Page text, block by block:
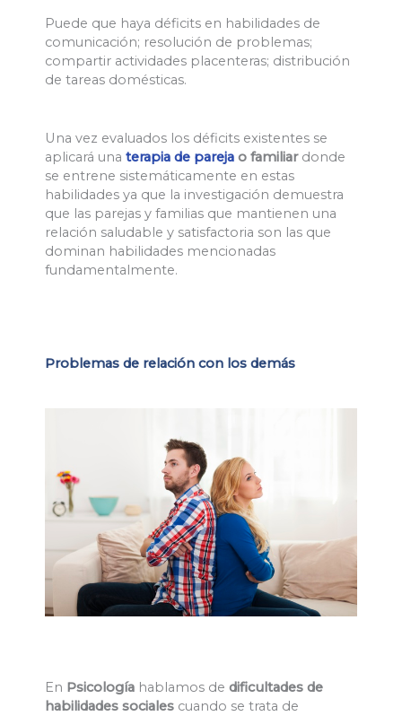
Puede que haya déficits en habilidades de
comunicación; resolución de problemas;
compartir actividades placenteras; distribución
de tareas domésticas.
Una vez evaluados los déficits existentes se
aplicará una terapia de pareja o familiar donde
se entrene sistemáticamente en estas
habilidades ya que la investigación demuestra
que las parejas y familias que mantienen una
relación saludable y satisfactoria son las que
dominan habilidades mencionadas
fundamentalmente.
Problemas de relación con los demás
En Psicología hablamos de dificultades de
habilidades sociales cuando se trata de